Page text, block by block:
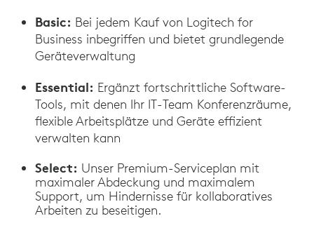
Basic: Bei jedem Kauf von Logitech for
Business inbegriffen und bietet grundlegende
Geräteverwaltung
Essential: Ergänzt fortschrittliche Software-
Tools, mit denen Ihr IT-Team Konferenzräume,
flexible Arbeitsplätze und Geräte effizient
verwalten kann
Select: Unser Premium-Serviceplan mit
maximaler Abdeckung und maximalem
Support, um Hindernisse für kollaboratives
Arbeiten zu beseitigen.